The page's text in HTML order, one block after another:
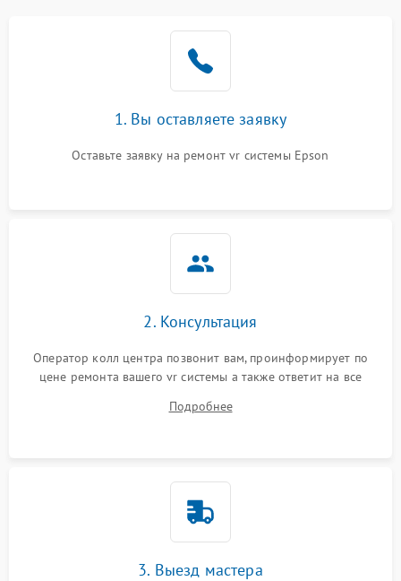
1. Вы оставляете заявку
Оставьте заявку на ремонт vr системы Epson
2. Консультация
Оператор колл центра позвонит вам, проинформирует по
цене ремонта вашего vr системы а также ответит на все
Подробнее
3. Выезд мастера